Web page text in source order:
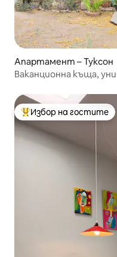
Апартамент – Туксон
Ваканционна къща,
Най-популярен избор
Избор на гостите